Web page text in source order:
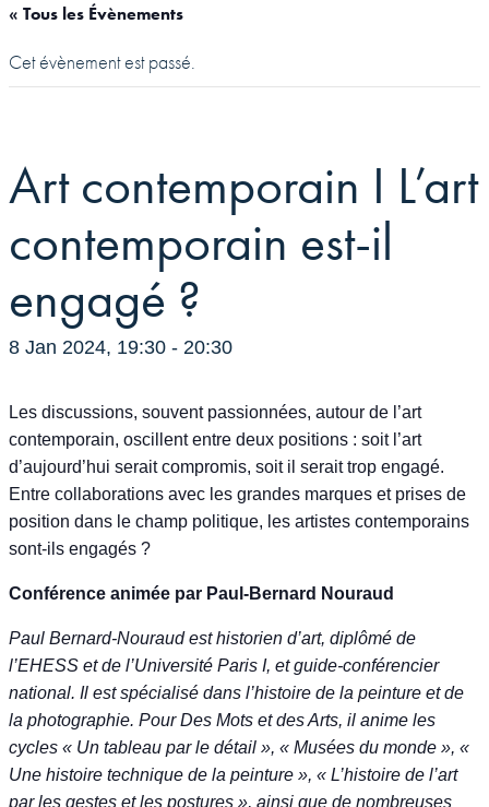
« Tous les Évènements
Cet évènement est passé.
Art contemporain I L’art
contemporain est-il
engagé ?
8 Jan 2024, 19:30 - 20:30
Les discussions, souvent passionnées, autour de l’art
contemporain, oscillent entre deux positions : soit l’art
d’aujourd’hui serait compromis, soit il serait trop engagé.
Entre collaborations avec les grandes marques et prises de
position dans le champ politique, les artistes contemporains
sont-ils engagés ?
Conférence animée par Paul-Bernard Nouraud
Paul Bernard-Nouraud est historien d’art, diplômé de
l’EHESS et de l’Université Paris I, et guide-conférencier
national. Il est spécialisé dans l’histoire de la peinture et de
la photographie. Pour Des Mots et des Arts, il anime les
cycles « Un tableau par le détail », « Musées du monde », «
Une histoire technique de la peinture », « L’histoire de l’art
par les gestes et les postures », ainsi que de nombreuses